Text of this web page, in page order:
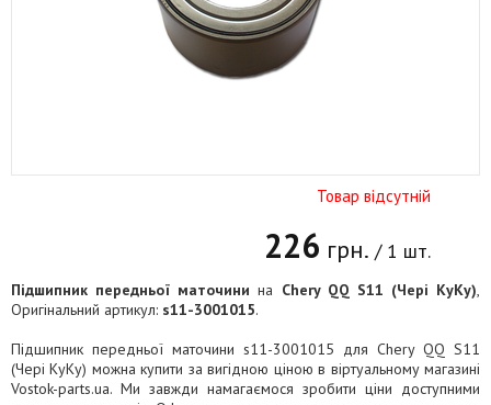
Товар відсутній
226 грн. / 1 шт.
Підшипник передньої маточини на Chery QQ S11 (Чері КуКу),
Оригінальний артикул: s11-3001015.
Підшипник передньої маточини s11-3001015 для Chery QQ S11
(Чері КуКу) можна купити за вигідною ціною в віртуальному магазині
Vostok-parts.ua. Ми завжди намагаємося зробити ціни доступними